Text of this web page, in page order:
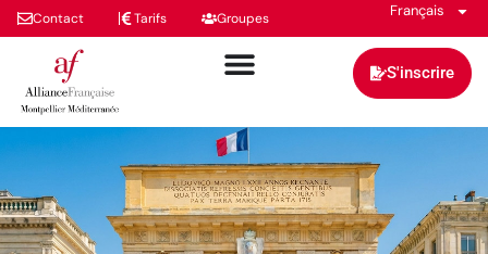
Contact Tarifs Groupes Français
S'inscrire